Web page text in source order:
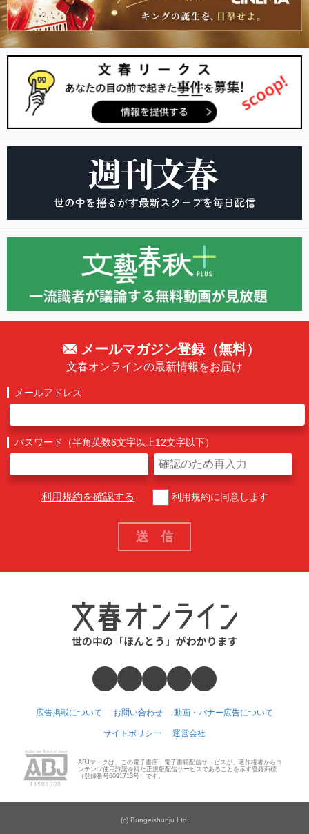
メールマガジン登録（無料）
文春オンラインの最新情報をお届け
メールアドレス
パスワード（半角英数6文字以上12文字以下）
利用規約を確認する 利用規約に同意します
広告掲載について お問い合わせ 動画・バナー広告について
サイトポリシー 運営会社
ABJマークは、この電子書店・電子書籍配信サービスが、著作権者からコ
ンテンツ使用許諾を得た正規版配信サービスであることを示す登録商標
（登録番号6091713号）です。
(c) Bungeishunju Ltd.